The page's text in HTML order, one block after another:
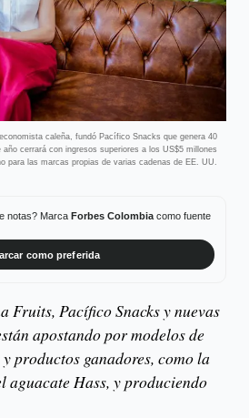
caleña, fundó Pacífico Snacks que genera 40
cerrará con ingresos superiores a los US$5 millones
para las marcas propias de varias cadenas de EE. UU.
notas? Marca Forbes Colombiacomo fuente
como preferida
Fruits, Pacífico Snacks y nuevas
apostando por modelos de
productos ganadores, como la
aguacate Hass, y produciendo